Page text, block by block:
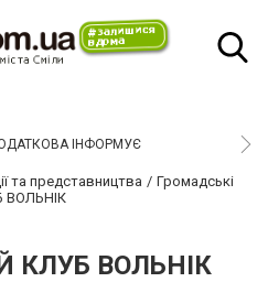
ІНФОРМУЄ
та представництва
Громадські
ВОЛЬНІК
КЛУБ ВОЛЬНІК